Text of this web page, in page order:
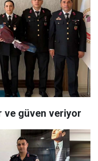
ve güven veriyor